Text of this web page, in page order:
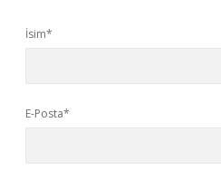
İsim*
E-Posta*